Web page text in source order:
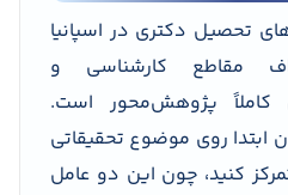
تحصیل دکتری در اسپانیا
مقاطع کارشناسی و
کاملاً پژوهش‌محور است.
ابتدا روی موضوع تحقیقاتی
تمرکز کنید، چون این دو عامل